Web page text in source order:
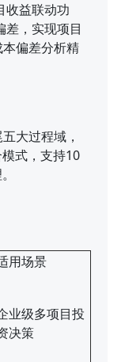
收益联动功
差，实现项目
偏差分析精
大过程域，
式，支持10
用场景
业级多项目投
决策